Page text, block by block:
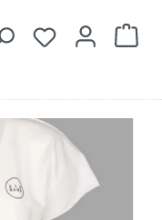
Du hast 0